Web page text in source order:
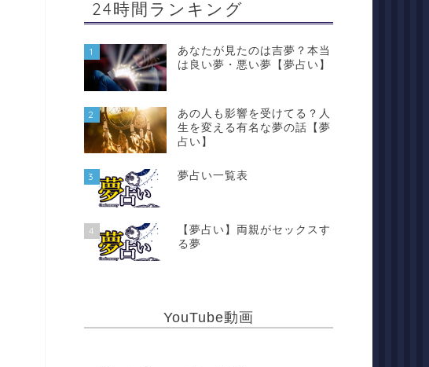
24時間ランキング
1
あなたが見たのは吉夢？本当
は良い夢・悪い夢【夢占い】
2
あの人も影響を受けてる？人
生を変える有名な夢の話【夢
占い】
3 夢占い一覧表
4
【夢占い】両親がセックスす
る夢
YouTube動画